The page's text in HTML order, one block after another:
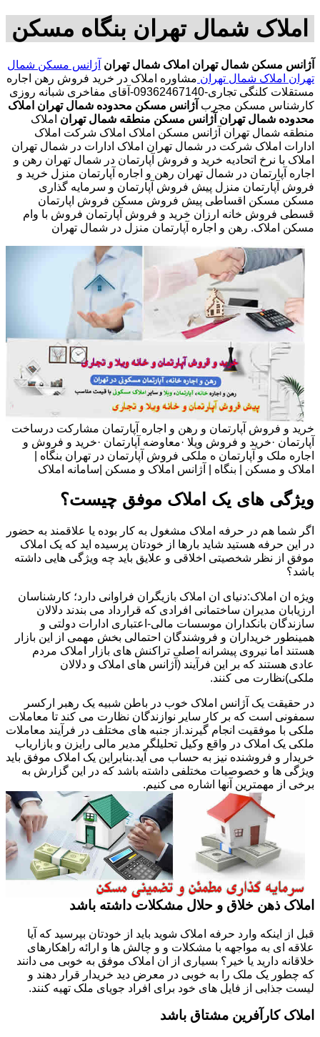
املاک شمال تهران بنگاه مسکن
آژانس مسکن شمال تهران املاک شمال تهران آژانس مسکن شمال
تهران املاک شمال تهران مشاوره املاک در خرید فروش رهن اجاره
مستقلات کلنگی تجاری-09362467140-آقای مفاخری شبانه روزی
کارشناس مسکن مجرب آژانس مسکن محدوده شمال تهران املاک
محدوده شمال تهران آژانس مسکن منطقه شمال تهران املاک
منطقه شمال تهران آژانس مسکن املاک املاک شرکت املاک
ادارات املاک شرکت در شمال تهران املاک ادارات در شمال تهران
املاک با نرخ اتحادیه خرید و فروش آپارتمان در شمال تهران رهن و
اجاره آپارتمان در شمال تهران رهن و اجاره آپارتمان منزل خرید و
فروش آپارتمان منزل پیش فروش آپارتمان و سرمایه گذاری
مسکن مسکن اقساطی پیش فروش مسکن فروش اپارتمان
قسطی فروش خانه ارزان خرید و فروش آپارتمان فروش با وام
مسکن املاک. رهن و اجاره آپارتمان منزل در شمال تهران
خرید و فروش آپارتمان و رهن و اجاره آپارتمان مشارکت درساخت
آپارتمان ·خرید و فروش ویلا ·معاوضه آپارتمان ·خرید و فروش و
اجاره ملک و آپارتمان ه ملکی فروش آپارتمان در تهران بنگاه |
املاک و مسکن | بنگاه | آژانس املاک و مسکن |سامانه املاک
ویژگی های یک املاک موفق چیست؟
اگر شما هم در حرفه املاک مشغول به کار بوده یا علاقمند به حضور
در این حرفه هستید شاید بارها از خودتان پرسیده اید که یک املاک
موفق از نظر شخصیتی اخلاقی و علایق باید چه ویژگی هایی داشته
باشد؟
ویژه ان املاک:دنیای ان املاک بازیگران فراوانی دارد؛ کارشناسان
ارزیابان مدیران ساختمانی افرادی که قرارداد می بندند دلالان
سازندگان بانکداران موسسات مالی-اعتباری ادارات دولتی و
همینطور خریداران و فروشندگان احتمالی بخش مهمی از این بازار
هستند اما نیروی پیشرانه اصلی تراکنش های بازار املاک مردم
عادی هستند که بر این فرآیند (آژانس های املاک و دلالان
ملکی)نظارت می کنند.
در حقیقت یک آژانس املاک خوب در باطن شبیه یک رهبر ارکسر
سمفونی است که بر کار سایر نوازندگان نظارت می کند تا معاملات
ملکی با موفقیت انجام گیرند.از جنبه های مختلف در فرآیند معاملات
ملکی یک املاک در واقع وکیل تحلیلگر مدیر مالی رایزن و بازاریاب
خریدار و فروشنده نیز به حساب می آید.بنابراین یک املاک موفق باید
ویژگی ها و خصوصیات مختلفی داشته باشد که در این گزارش به
برخی از مهمترین آنها اشاره می کنیم.
املاک ذهن خلاق و حلال مشکلات داشته باشد
قبل از اینکه وارد حرفه املاک شوید باید از خودتان بپرسید که آیا
علاقه ای به مواجهه با مشکلات و و چالش ها و ارائه راهکارهای
خلاقانه دارید یا خیر؟ بسیاری از ان املاک موفق به خوبی می دانند
که چطور یک ملک را به خوبی در معرض دید خریدار قرار دهند و
لیست جذابی از فایل های خود برای افراد جویای ملک تهیه کنند.
املاک کارآفرین مشتاق باشد